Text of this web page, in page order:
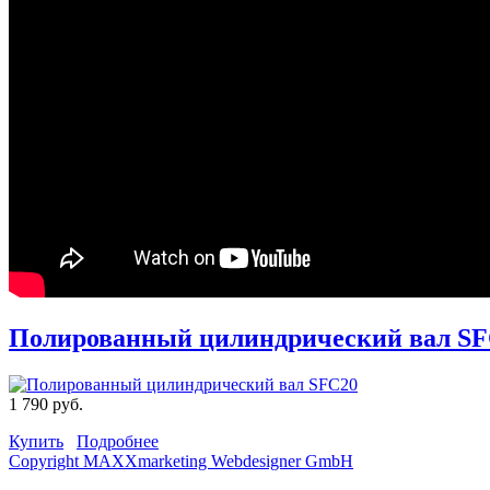
Полированный цилиндрический вал
1 790 руб.
Купить
Подробнее
Copyright MAXXmarketing Webdesigner GmbH